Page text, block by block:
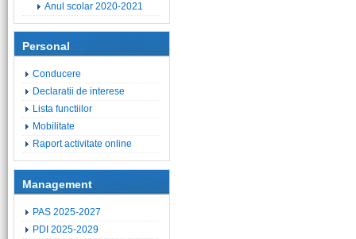
Anul scolar 2020-2021
Personal
Conducere
Declaratii de interese
Lista functiilor
Mobilitate
Raport activitate online
Management
PAS 2025-2027
PDI 2025-2029